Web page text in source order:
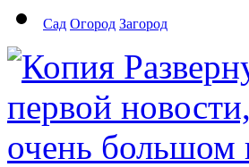
Сад Огород Загород